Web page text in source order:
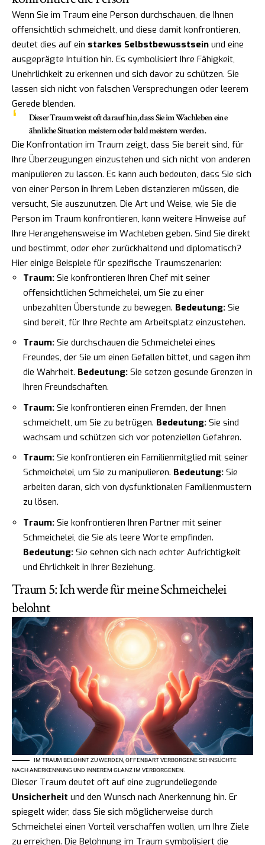
Wenn Sie im Traum eine Person durchschauen, die Ihnen
offensichtlich schmeichelt, und diese damit konfrontieren,
deutet dies auf ein starkes Selbstbewusstsein und eine
ausgeprägte Intuition hin. Es symbolisiert Ihre Fähigkeit,
Unehrlichkeit zu erkennen und sich davor zu schützen. Sie
lassen sich nicht von falschen Versprechungen oder leerem
Gerede blenden.
Dieser Traum weist oft darauf hin, dass Sie im Wachleben eine
ähnliche Situation meistern oder bald meistern werden.
Die Konfrontation im Traum zeigt, dass Sie bereit sind, für
Ihre Überzeugungen einzustehen und sich nicht von anderen
manipulieren zu lassen. Es kann auch bedeuten, dass Sie sich
von einer Person in Ihrem Leben distanzieren müssen, die
versucht, Sie auszunutzen. Die Art und Weise, wie Sie die
Person im Traum konfrontieren, kann weitere Hinweise auf
Ihre Herangehensweise im Wachleben geben. Sind Sie direkt
und bestimmt, oder eher zurückhaltend und diplomatisch?
Hier einige Beispiele für spezifische Traumszenarien:
Traum: Sie konfrontieren Ihren Chef mit seiner
offensichtlichen Schmeichelei, um Sie zu einer
unbezahlten Überstunde zu bewegen. Bedeutung: Sie
sind bereit, für Ihre Rechte am Arbeitsplatz einzustehen.
Traum: Sie durchschauen die Schmeichelei eines
Freundes, der Sie um einen Gefallen bittet, und sagen ihm
die Wahrheit. Bedeutung: Sie setzen gesunde Grenzen in
Ihren Freundschaften.
Traum: Sie konfrontieren einen Fremden, der Ihnen
schmeichelt, um Sie zu betrügen. Bedeutung: Sie sind
wachsam und schützen sich vor potenziellen Gefahren.
Traum: Sie konfrontieren ein Familienmitglied mit seiner
Schmeichelei, um Sie zu manipulieren. Bedeutung: Sie
arbeiten daran, sich von dysfunktionalen Familienmustern
zu lösen.
Traum: Sie konfrontieren Ihren Partner mit seiner
Schmeichelei, die Sie als leere Worte empfinden.
Bedeutung: Sie sehnen sich nach echter Aufrichtigkeit
und Ehrlichkeit in Ihrer Beziehung.
Traum 5: Ich werde für meine Schmeichelei
belohnt
IM TRAUM BELOHNT ZU WERDEN, OFFENBART VERBORGENE SEHNSÜCHTE
NACH ANERKENNUNG UND INNEREM GLANZ IM VERBORGENEN.
Dieser Traum deutet oft auf eine zugrundeliegende
Unsicherheit und den Wunsch nach Anerkennung hin. Er
spiegelt wider, dass Sie sich möglicherweise durch
Schmeichelei einen Vorteil verschaffen wollen, um Ihre Ziele
zu erreichen. Die Belohnung im Traum symbolisiert die